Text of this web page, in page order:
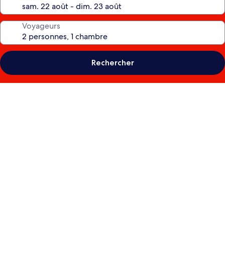
Voyageurs
Rechercher